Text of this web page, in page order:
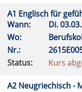
A1 Englisch für
Wann:
Di.
Wo:
Nr.:
Status:
Kurs
A2 Neugriechisch -